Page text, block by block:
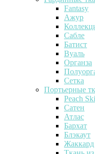
Fantasy
Ажур
Сабле
Батист
Вуаль
Органза
Сетка
Портьерные
Peach
Сатен
Атлас
Бархат
Блэкаут
Жаккард